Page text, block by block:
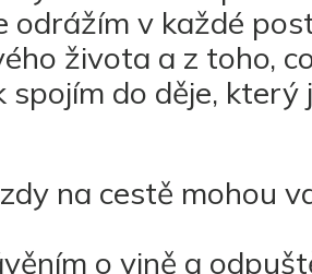
odrážím v každé
života a z toho,
do děje, který
na cestě mohou
o vině a